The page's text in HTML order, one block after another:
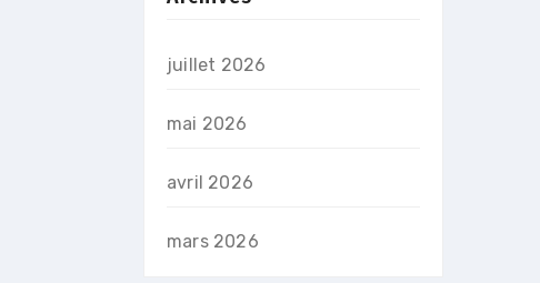
juillet 2026
mai 2026
avril 2026
mars 2026